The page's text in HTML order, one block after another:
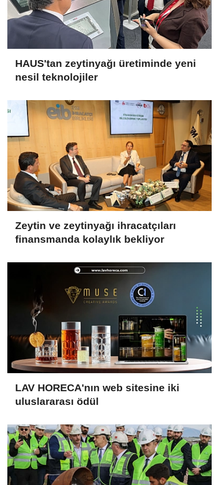
HAUS'tan zeytinyağı üretiminde yeni
nesil teknolojiler
Zeytin ve zeytinyağı ihracatçıları
finansmanda kolaylık bekliyor
LAV HORECA'nın web sitesine iki
uluslararası ödül